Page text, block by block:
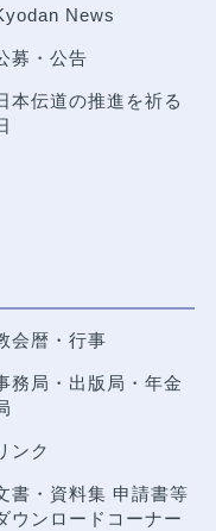
News
募・公告
本伝道の推進を祈る
会暦・行事
務局・出版局・年金
ンク
書・資料集 申請書等
ウンロードコーナー